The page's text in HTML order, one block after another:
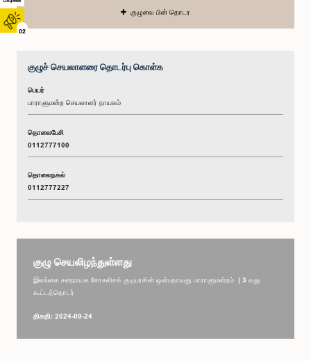
02
குழுவை பின் தொடர
குழுச் செயலாளரை தொடர்பு கொள்க
பெயர்
பாராளுமன்ற செயலாளர் நாயகம்
தொலைபேசி
0112777100
தொலைநகல்
0112777227
குழு செயலிழந்துள்ளது
இலங்கை சனநாயக சோசலிசக் குடியரசின் ஒன்பதாவது பாராளுமன்றம் | 3 வது
கூட்டத்தொடர்
திகதி: 2024-09-24